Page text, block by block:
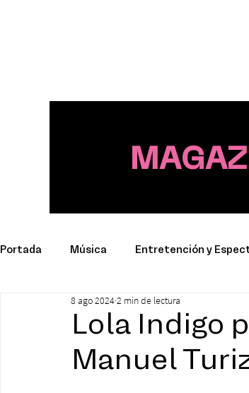
Portada Música Entretención y
Productos y Marcas
Lola Indigo
Manuel
8 ago 20242 min de lectura